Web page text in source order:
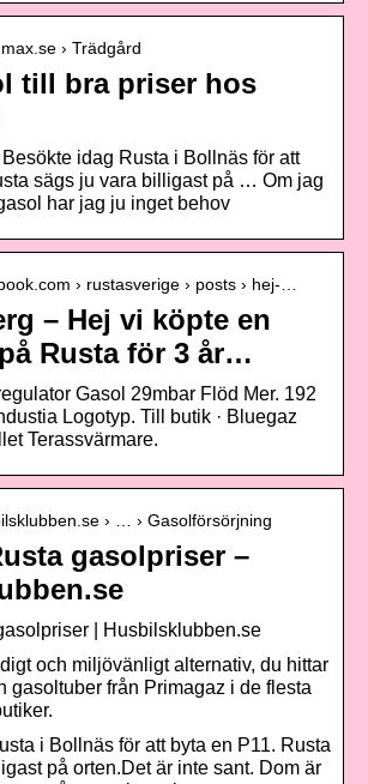
› Trädgård
till bra priser hos
idag Rusta i Bollnäs för att
sägs ju vara billigast på … Om jag
har jag ju inget behov
› rustasverige › posts › hej-…
– Hej vi köpte en
Rusta för 3 år…
Gasol 29mbar Flöd Mer. 192
Logotyp. Till butik · Bluegaz
Terassvärmare.
› … › Gasolförsörjning
gasolpriser –
| Husbilsklubben.se
och miljövänligt alternativ, du hittar
gasoltuber från Primagaz i de flesta
i Bollnäs för att byta en P11. Rusta
på orten.Det är inte sant. Dom är